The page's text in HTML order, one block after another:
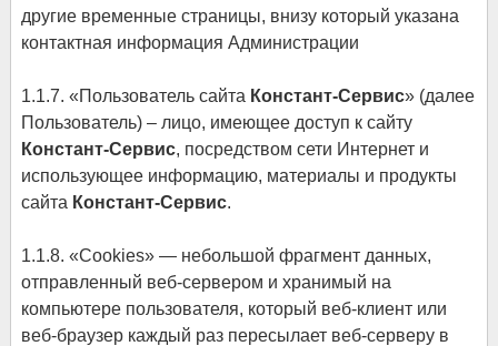
другие временные страницы, внизу который указана
контактная информация Администрации
1.1.7. «Пользователь сайта Констант-Сервис» (далее
Пользователь) – лицо, имеющее доступ к сайту
Констант-Сервис, посредством сети Интернет и
использующее информацию, материалы и продукты
сайта Констант-Сервис.
1.1.8. «Cookies» — небольшой фрагмент данных,
отправленный веб-сервером и хранимый на
компьютере пользователя, который веб-клиент или
веб-браузер каждый раз пересылает веб-серверу в